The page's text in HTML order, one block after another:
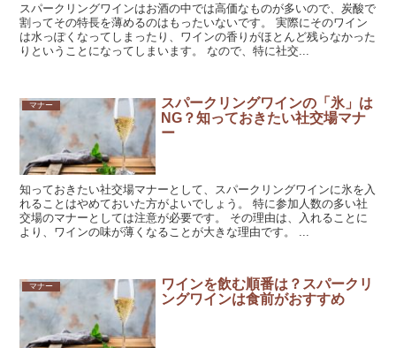
スパークリングワインはお酒の中では高価なものが多いので、炭酸で
割ってその特長を薄めるのはもったいないです。 実際にそのワイン
は水っぽくなってしまったり、ワインの香りがほとんど残らなかった
りということになってしまいます。 なので、特に社交...
マナー
スパークリングワインの「氷」は
NG？知っておきたい社交場マナ
ー
知っておきたい社交場マナーとして、スパークリングワインに氷を入
れることはやめておいた方がよいでしょう。 特に参加人数の多い社
交場のマナーとしては注意が必要です。 その理由は、入れることに
より、ワインの味が薄くなることが大きな理由です。 ...
マナー
ワインを飲む順番は？スパークリ
ングワインは食前がおすすめ